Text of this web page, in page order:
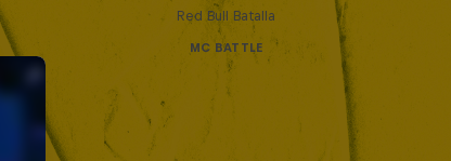
Red Bull Batalla
MC BATTLE